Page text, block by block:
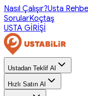
Nasıl Çalışır?Usta
SorularKoçtaş
USTA GİRİŞİ
Ustadan Teklif Al
Hızlı Satın Al